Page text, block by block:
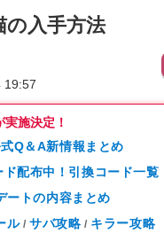
の入手方法
19:57
施決定！
Q＆A新情報まとめ
配布中！引換コード一覧
ートの内容まとめ
ル / サバ攻略 / キラー攻略